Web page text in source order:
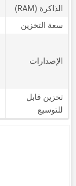
الذاكرة (RAM)
سعة التخزين
الإصدارات
تخزين قابل
للتوسيع